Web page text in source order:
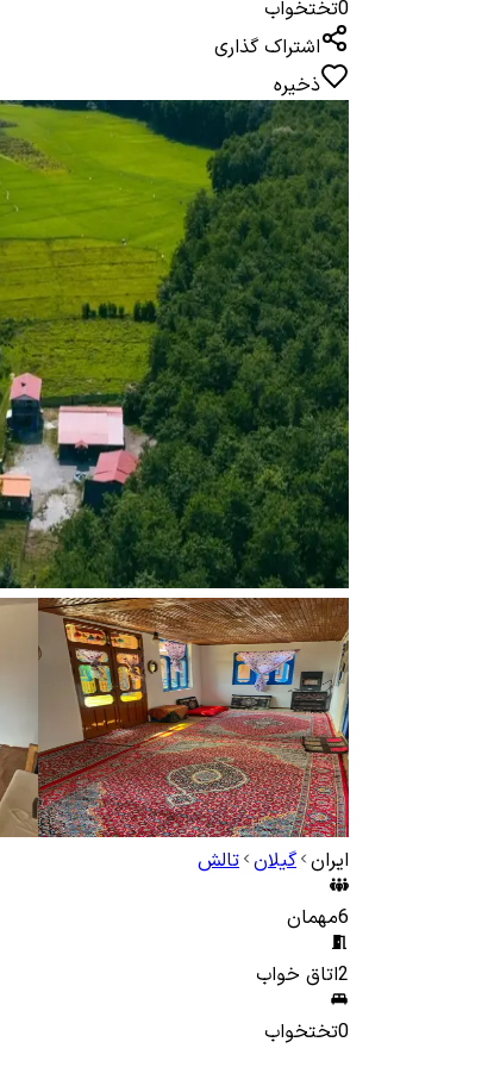
0تختخواب
اشتراک گذاری
ذخیره
ایران گیلان تالش
6مهمان
2اتاق خواب
0تختخواب